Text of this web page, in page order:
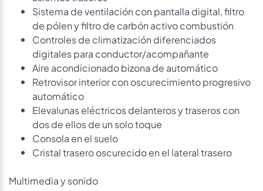
Sistema de ventilación con pantalla digital, filtro
de pólen y filtro de carbón activo combustión
Controles de climatización diferenciados
digitales para conductor/acompañante
Aire acondicionado bizona de automático
Retrovisor interior con oscurecimiento progresivo
automático
Elevalunas eléctricos delanteros y traseros con
dos de ellos de un solo toque
Consola en el suelo
Cristal trasero oscurecido en el lateral trasero
Multimedia y sonido